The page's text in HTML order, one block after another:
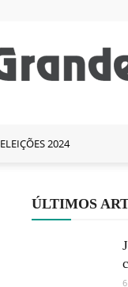
ELEIÇÕES 2024
ÚLTIMOS